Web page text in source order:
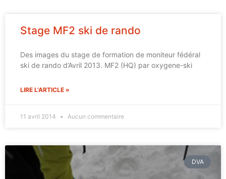
Stage MF2 ski de rando
Des images du stage de formation de moniteur fédéral
ski de rando d’Avril 2013. MF2 (HQ) par oxygene-ski
LIRE L'ARTICLE »
11 avril 2014 Aucun commentaire
DVA